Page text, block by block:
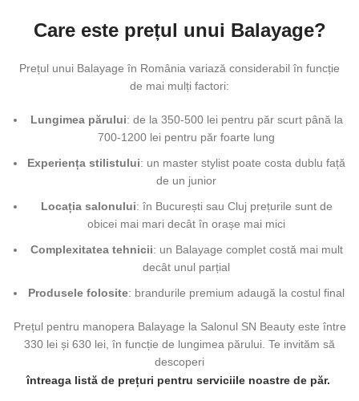
Care este prețul unui Balayage?
Prețul unui Balayage în România variază considerabil în funcție
de mai mulți factori:
Lungimea părului: de la 350-500 lei pentru păr scurt până la
700-1200 lei pentru păr foarte lung
Experiența stilistului: un master stylist poate costa dublu față
de un junior
Locația salonului: în București sau Cluj prețurile sunt de
obicei mai mari decât în orașe mai mici
Complexitatea tehnicii: un Balayage complet costă mai mult
decât unul parțial
Produsele folosite: brandurile premium adaugă la costul final
Prețul pentru manopera Balayage la Salonul SN Beauty este între
330 lei și 630 lei, în funcție de lungimea părului. Te invităm să
descoperi
întreaga listă de prețuri pentru serviciile noastre de păr.